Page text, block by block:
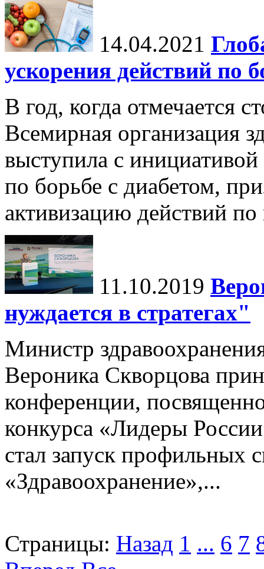
14.04.2021
ускорения действий по
В год, когда отмечается
Всемирная организация
выступила с
по борьбе с диабетом,
активизацию действий
11.10.2019
нуждается в стратегах"
Министр
Вероника Скворцова
конференции,
конкурса «Лидеры
стал запуск профильных
«Здравоохранение»,...
Страницы: Назад 1 ... 6 7